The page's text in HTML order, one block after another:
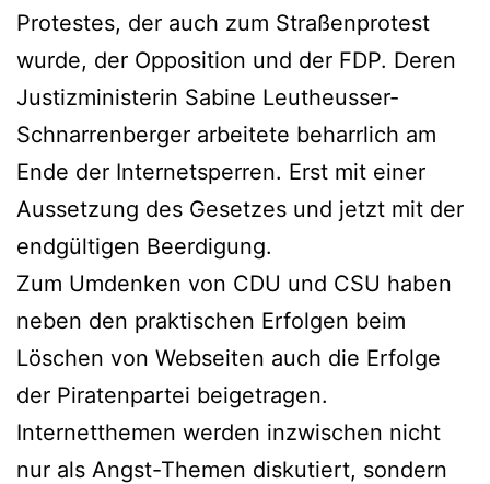
Protestes, der auch zum Straßenprotest
wurde, der Opposition und der FDP. Deren
Justizministerin Sabine Leutheusser-
Schnarrenberger arbeitete beharrlich am
Ende der Internetsperren. Erst mit einer
Aussetzung des Gesetzes und jetzt mit der
endgültigen Beerdigung.
Zum Umdenken von CDU und CSU haben
neben den praktischen Erfolgen beim
Löschen von Webseiten auch die Erfolge
der Piratenpartei beigetragen.
Internetthemen werden inzwischen nicht
nur als Angst-Themen diskutiert, sondern